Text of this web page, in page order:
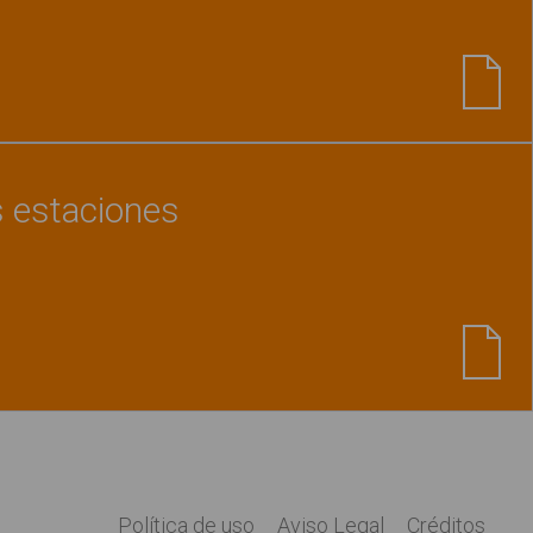
estaciones
Política de uso Aviso Legal Créditos